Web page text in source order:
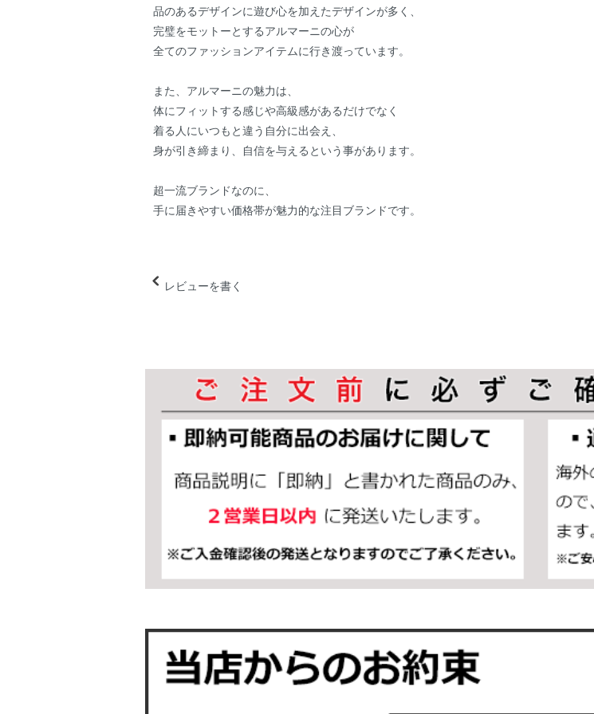
品のあるデザインに遊び心を加えたデザインが多く、
完璧をモットーとするアルマーニの心が
全てのファッションアイテムに行き渡っています。
また、アルマーニの魅力は、
体にフィットする感じや高級感があるだけでなく
着る人にいつもと違う自分に出会え、
身が引き締まり、自信を与えるという事があります。
超一流ブランドなのに、
手に届きやすい価格帯が魅力的な注目ブランドです。
レビューを書く